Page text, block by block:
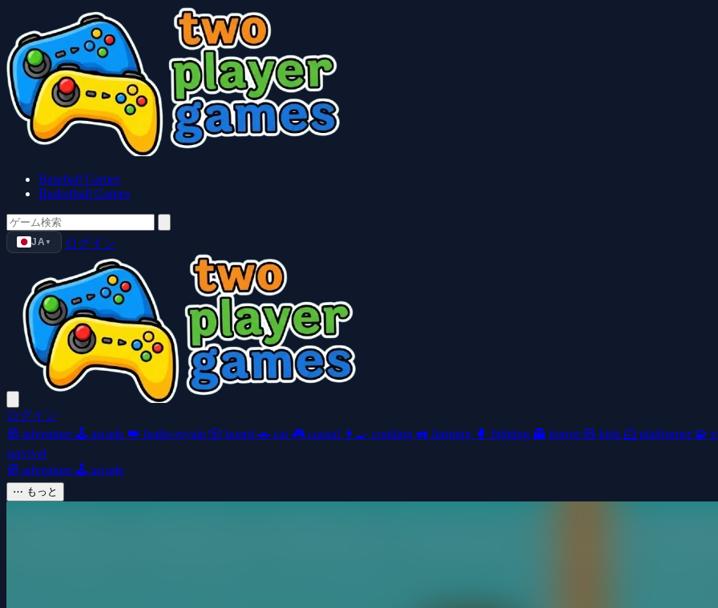
Baseball Games
Basketball Games
JA ▼ ログイン
ログイン
🧭 adventure 🕹️ arcade 👑 battle-royale 🎲 board 🚗 car 🎮 casual 👩‍🍳 cooking 🚜 farming 🥊 fighting 👻 horror🧸 kids 🦸 platformer 🧩
survival
🧭 adventure 🕹️ arcade
⋯ もっと